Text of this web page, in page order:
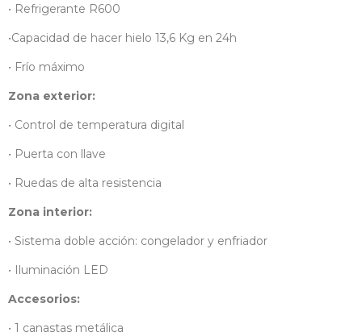
• Refrigerante R600
•Capacidad de hacer hielo 13,6 Kg en 24h
• Frío máximo
Zona exterior:
• Control de temperatura digital
• Puerta con llave
• Ruedas de alta resistencia
Zona interior:
• Sistema doble acción: congelador y enfriador
• Iluminación LED
Accesorios:
• 1 canastas metálica